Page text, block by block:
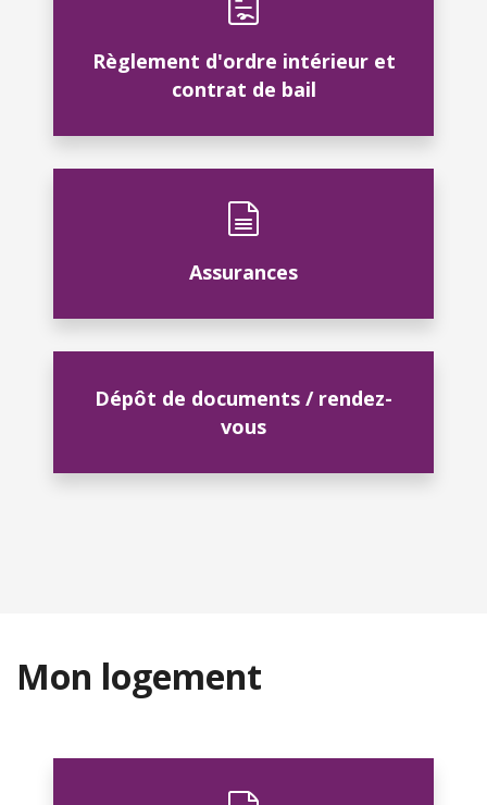
Règlement d'ordre intérieur et
contrat de bail
Assurances
Dépôt de documents / rendez-
vous
Mon logement